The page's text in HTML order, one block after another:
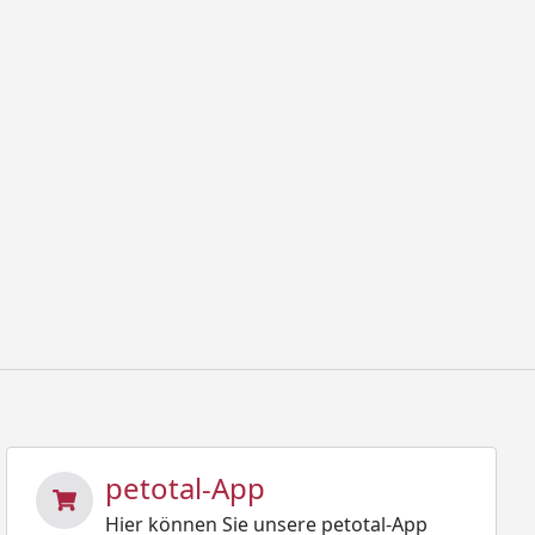
petotal-App
Hier können Sie unsere petotal-App